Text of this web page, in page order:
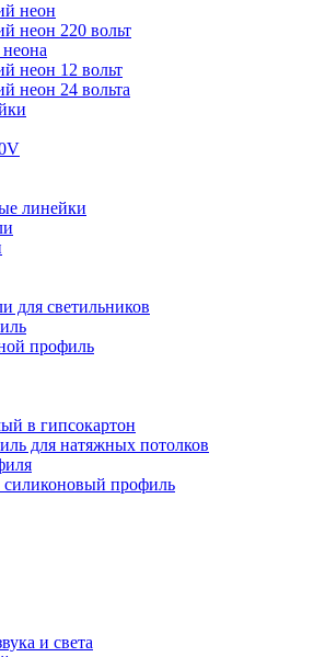
неон
неон 220 вольт
неон 12 вольт
неон 24 вольта
линейки
для светильников
профиль
в гипсокартон
для натяжных потолков
профиль
и света